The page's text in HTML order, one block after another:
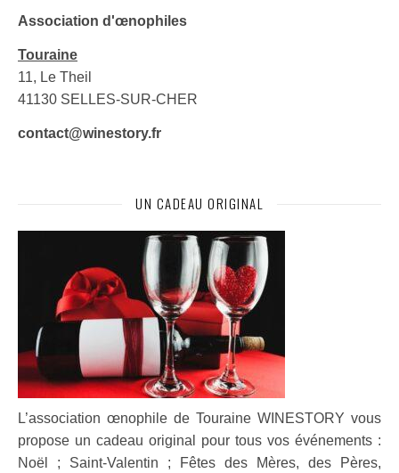
Association d'œnophiles
Touraine
11, Le Theil
41130 SELLES-SUR-CHER
contact@winestory.fr
UN CADEAU ORIGINAL
L’association œnophile de Touraine WINESTORY vous
propose un cadeau original pour tous vos événements :
Noël ; Saint-Valentin ; Fêtes des Mères, des Pères,